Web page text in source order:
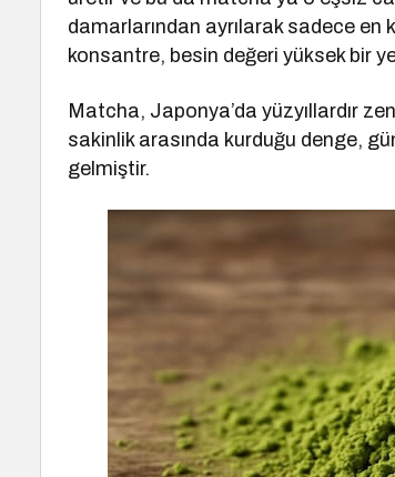
damarlarından ayrılarak sadece
konsantre, besin değeri yüksek bir
Matcha, Japonya’da yüzyıllardır
sakinlik arasında kurduğu denge,
gelmiştir.